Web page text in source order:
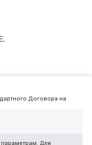
Договора на
Для
вWEBCETERA